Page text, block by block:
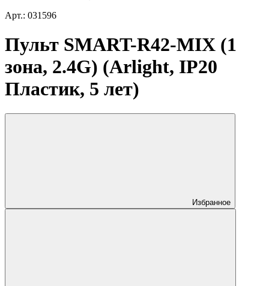
Арт.: 031596
Пульт SMART-R42-MIX (1
зона, 2.4G) (Arlight, IP20
Пластик, 5 лет)
Избранное